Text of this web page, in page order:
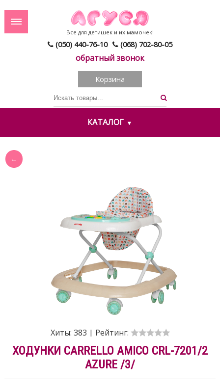
(050) 440-76-10 (068) 702-80-05
обратный звонок
Все для детишек и их мамочек!
Корзина
КАТАЛОГ
Хиты: 383 | Рейтинг:
ХОДУНКИ CARRELLO AMICO CRL-7201/2
AZURE /3/